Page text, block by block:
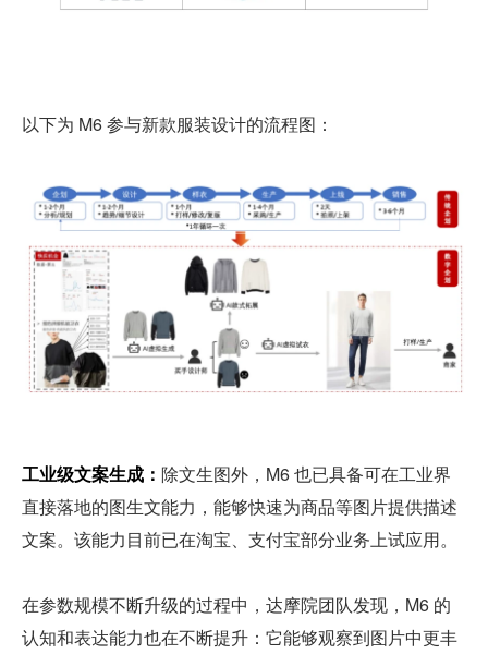
以下为 M6 参与新款服装设计的流程图：
工业级文案生成： 除文生图外，M6 也已具备可在工业界
直接落地的图生文能力，能够快速为商品等图片提供描述
文案。该能力目前已在淘宝、支付宝部分业务上试应用。
在参数规模不断升级的过程中，达摩院团队发现，M6 的
认知和表达能力也在不断提升：它能够观察到图片中更丰